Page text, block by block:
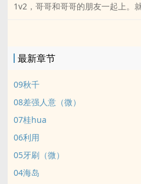
1v2，哥哥和哥哥的朋友一起上。
最新章节
09秋千
08差强人意（微）
07桂hua
06利用
05牙刷（微）
04海岛